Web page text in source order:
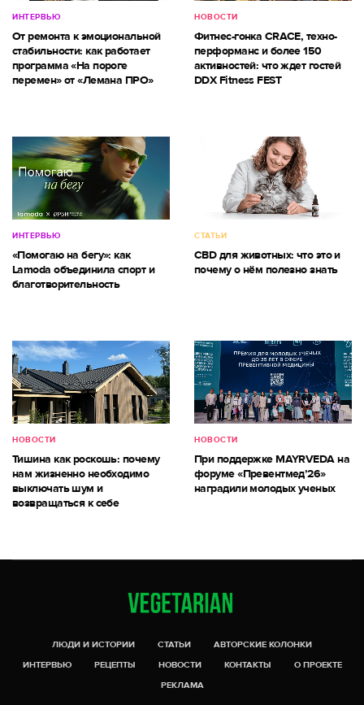
ИНТЕРВЬЮ
От ремонта к эмоциональной
стабильности: как работает
программа «На пороге
перемен» от «Лемана ПРО»
НОВОСТИ
Фитнес-гонка CRACE, техно-
перформанс и более 150
активностей: что ждет гостей
DDX Fitness FEST
ИНТЕРВЬЮ
«Помогаю на бегу»: как
Lamoda объединила спорт и
благотворительность
СТАТЬИ
CBD для животных: что это и
почему о нём полезно знать
НОВОСТИ
Тишина как роскошь: почему
нам жизненно необходимо
выключать шум и
возвращаться к себе
НОВОСТИ
При поддержке MAYRVEDA на
форуме «Превентмед’26»
наградили молодых ученых
ЛЮДИ И ИСТОРИИ СТАТЬИ
АВТОРСКИЕ КОЛОНКИ
ИНТЕРВЬЮ
РЕЦЕПТЫ НОВОСТИ КОНТАКТЫ
О ПРОЕКТЕ
РЕКЛАМА